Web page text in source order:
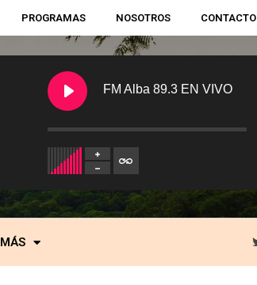
PROGRAMAS NOSOTROS CONTACTO
FM Alba 89.3 EN VIVO
MÁS